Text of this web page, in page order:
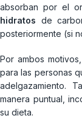
absorban por el
hidratos de
posteriormente (si
Por ambos
para las personas
adelgazamiento.
manera puntual,
su dieta.